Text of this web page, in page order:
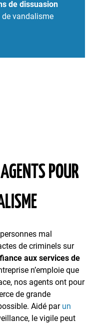
de dissuasion
vandalisme
POUR
mal
de criminels sur
aux services de
n’emploie que
nos agents ont pour
de grande
Aidé par un
le vigile peut